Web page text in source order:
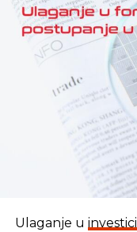
doprinos rastu
Ulaganje u